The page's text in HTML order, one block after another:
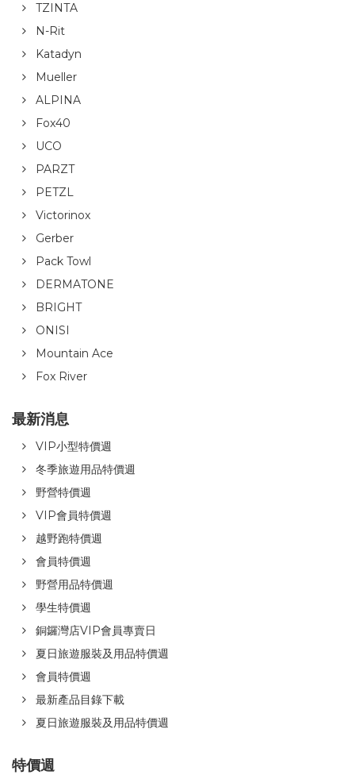
TZINTA
N-Rit
Katadyn
Mueller
ALPINA
Fox40
UCO
PARZT
PETZL
Victorinox
Gerber
Pack Towl
DERMATONE
BRIGHT
ONISI
Mountain Ace
Fox River
最新消息
VIP小型特價週
冬季旅遊用品特價週
野營特價週
VIP會員特價週
越野跑特價週
會員特價週
野營用品特價週
學生特價週
銅鑼灣店VIP會員專賣日
夏日旅遊服裝及用品特價週
會員特價週
最新產品目錄下載
夏日旅遊服裝及用品特價週
特價週